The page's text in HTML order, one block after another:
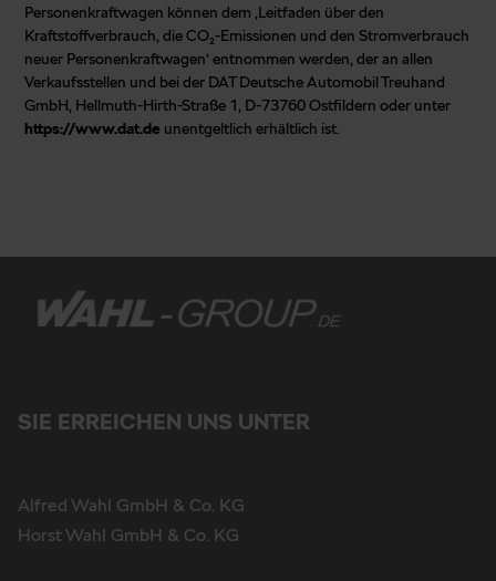
Personenkraftwagen können dem ‚Leitfaden über den
Kraftstoffverbrauch, die CO₂-Emissionen und den Stromverbrauch
neuer Personenkraftwagen’ entnommen werden, der an allen
Verkaufsstellen und bei der DAT Deutsche Automobil Treuhand
GmbH, Hellmuth-Hirth-Straße 1, D-73760 Ostfildern oder unter
https://www.dat.de unentgeltlich erhältlich ist.
SIE ERREICHEN UNS UNTER
Alfred Wahl GmbH & Co. KG
Horst Wahl GmbH & Co. KG